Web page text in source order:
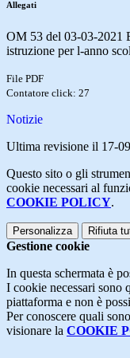
Allegati
OM 53 del 03-03-2021
istruzione per l-anno
File PDF
Contatore click: 27
Notizie
Ultima revisione il 17-
Questo sito o gli
cookie necessari al
COOKIE POLICY.
Personalizza Rifiuta
Gestione cookie
In questa schermata è
I cookie necessari sono
piattaforma e non è
Per conoscere quali
visionare la COOKIE